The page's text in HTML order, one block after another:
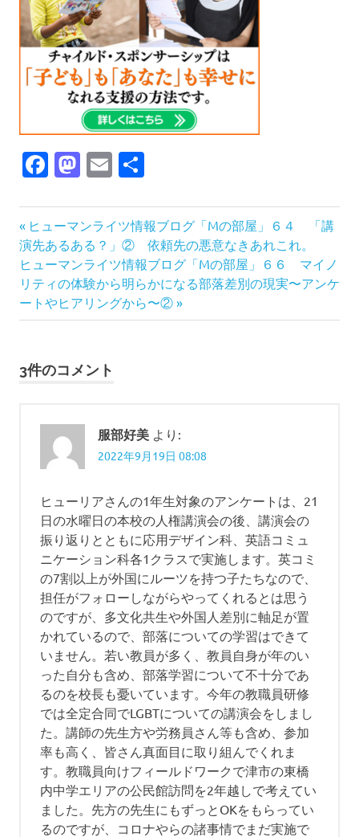
Facebook
Mastodon
Email
イ
ク
ロ
ア
グ
レ
ョ
投
稿
ナ
ゲ
シ
ョ
前
の
記
事:
ヒューマンライツ情報ブログ「Mの部屋」６４ 「講
演先あるある？」② 依頼先の悪意なきあれこれ。
次
の
記
事:
ヒューマンライツ情報ブログ「Mの部屋」６６ マイノ
リティの体験から明らかになる部落差別の現実〜アンケ
ートやヒアリングから〜②
3件のコメント
服部好美 より:
2022年9月19日 08:08
ヒューリアさんの1年生対象のアンケートは、21
日の水曜日の本校の人権講演会の後、講演会の
振り返りとともに応用デザイン科、英語コミュ
ニケーション科各1クラスで実施します。英コミ
の7割以上が外国にルーツを持つ子たちなので、
担任がフォローしながらやってくれるとは思う
のですが、多文化共生や外国人差別に軸足が置
かれているので、部落についての学習はできて
いません。若い教員が多く、教員自身が年のい
った自分も含め、部落学習について不十分であ
るのを校長も憂いています。今年の教職員研修
では全定合同でLGBTについての講演会をしまし
た。講師の先生方や労務員さん等も含め、参加
率も高く、皆さん真面目に取り組んでくれま
す。教職員向けフィールドワークで津市の東橋
内中学エリアの公民館訪問を2年越しで考えてい
ました。先方の先生にもずっとOKをもらってい
るのですが、コロナやらの諸事情でまだ実施で